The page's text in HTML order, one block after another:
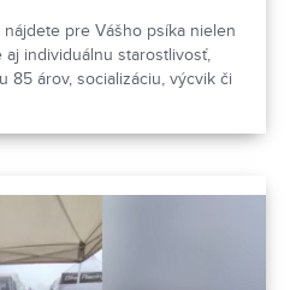
pre Vášho psíka nielen
individuálnu starostlivosť,
85 árov, socializáciu, výcvik či